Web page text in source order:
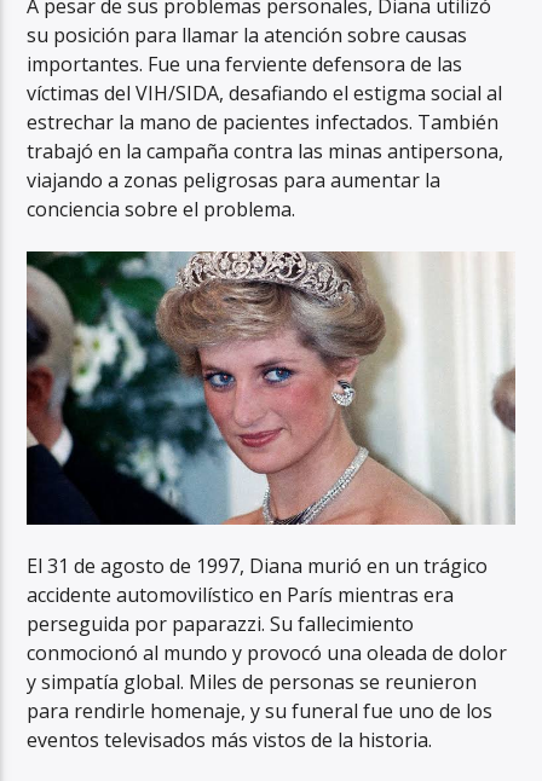
A pesar de sus problemas personales, Diana utilizó
su posición para llamar la atención sobre causas
importantes. Fue una ferviente defensora de las
víctimas del VIH/SIDA, desafiando el estigma social al
estrechar la mano de pacientes infectados. También
trabajó en la campaña contra las minas antipersona,
viajando a zonas peligrosas para aumentar la
conciencia sobre el problema.
El 31 de agosto de 1997, Diana murió en un trágico
accidente automovilístico en París mientras era
perseguida por paparazzi. Su fallecimiento
conmocionó al mundo y provocó una oleada de dolor
y simpatía global. Miles de personas se reunieron
para rendirle homenaje, y su funeral fue uno de los
eventos televisados más vistos de la historia.